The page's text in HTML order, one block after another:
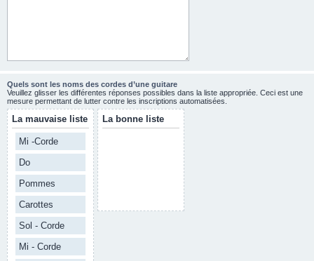
Quels sont les noms des cordes d’une guitare
Veuillez glisser les différentes réponses possibles dans la liste appropriée. Ceci est une
mesure permettant de lutter contre les inscriptions automatisées.
La mauvaise liste
Mi -Corde
Do
Pommes
Carottes
Sol - Corde
Mi - Corde
La bonne liste